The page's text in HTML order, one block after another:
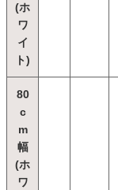
(ホ
ワ
イ
ト)
80
c
m
幅
(ホ
ワ